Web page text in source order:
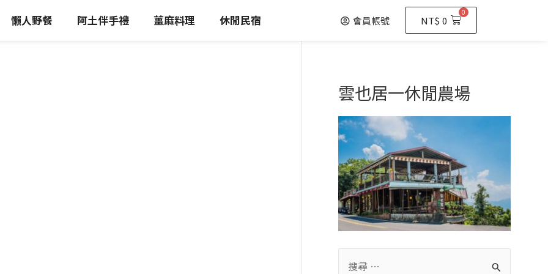
懶人野餐 阿土伴手禮 薑麻料理 休閒民宿 會員帳號 NT$ 0
0
購
籃
雲也居一休閒農場